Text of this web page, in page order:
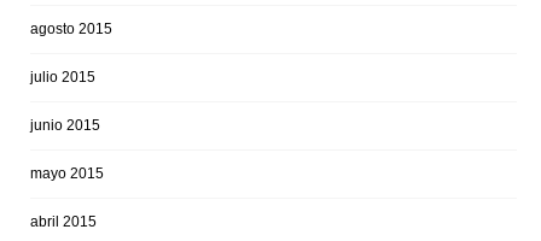
agosto 2015
julio 2015
junio 2015
mayo 2015
abril 2015